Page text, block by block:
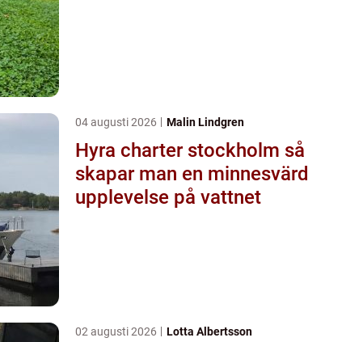
04 augusti 2026 Malin Lindgren
Hyra charter stockholm så
skapar man en minnesvärd
upplevelse på vattnet
02 augusti 2026 Lotta Albertsson